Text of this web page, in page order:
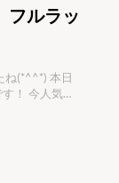
フルラッ
気
です！ ホ
チェンジで